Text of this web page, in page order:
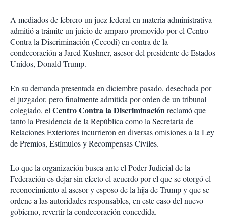
A mediados de febrero un juez federal en materia administrativa
admitió a trámite un juicio de amparo promovido por el Centro
Contra la Discriminación (Cecodi) en contra de la
condecoración a Jared Kushner, asesor del presidente de Estados
Unidos, Donald Trump.
En su demanda presentada en diciembre pasado, desechada por
el juzgador, pero finalmente admitida por orden de un tribunal
colegiado, elCentro Contra la Discriminaciónreclamó que
tanto la Presidencia de la República como la Secretaría de
Relaciones Exteriores incurrieron en diversas omisiones a la Ley
de Premios, Estímulos y Recompensas Civiles.
Lo que la organización busca ante el Poder Judicial de la
Federación es dejar sin efecto el acuerdo por el que se otorgó el
reconocimiento al asesor y esposo de la hija de Trump y que se
ordene a las autoridades responsables, en este caso del nuevo
gobierno, revertir la condecoración concedida.